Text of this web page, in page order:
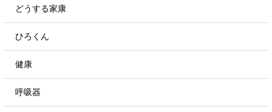
どうする家康
ひろくん
健康
呼吸器